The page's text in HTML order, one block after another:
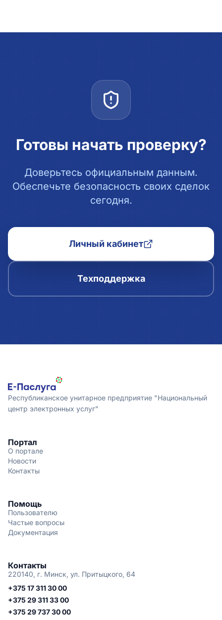
Готовы начать проверку?
Доверьтесь официальным данным.
Обеспечьте безопасность своих сделок
сегодня.
Личный кабинет
Техподдержка
Республиканское унитарное предприятие "Национальный
центр электронных услуг"
Портал
О портале
Новости
Контакты
Помощь
Пользователю
Частые вопросы
Документация
Контакты
220140, г. Минск, ул. Притыцкого, 64
+375 17 311 30 00
+375 29 311 33 00
+375 29 737 30 00